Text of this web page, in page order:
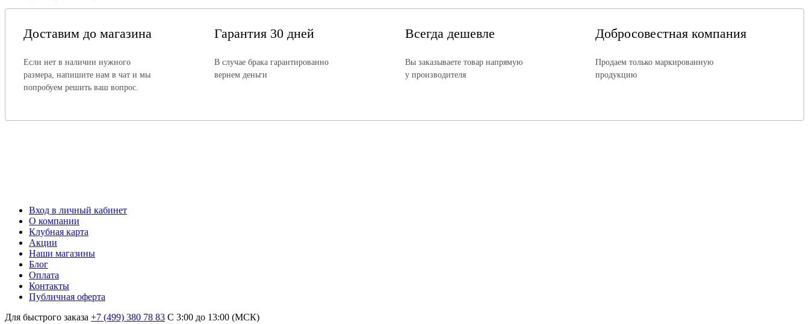
Доставим до магазина
Если нет в наличии нужного
размера, напишите нам в чат и мы
попробуем решить ваш вопрос.
Гарантия 30 дней
В случае брака гарантированно
вернем деньги
Всегда дешевле
Вы заказываете товар напрямую
у производителя
Добросовестная компания
Продаем только маркированную
продукцию
Вход в личный кабинет
О компании
Клубная карта
Акции
Наши магазины
Блог
Оплата
Контакты
Публичная оферта
Для быстрого заказа +7 (499) 380 78 83 С 3:00 до 13:00 (МСК)